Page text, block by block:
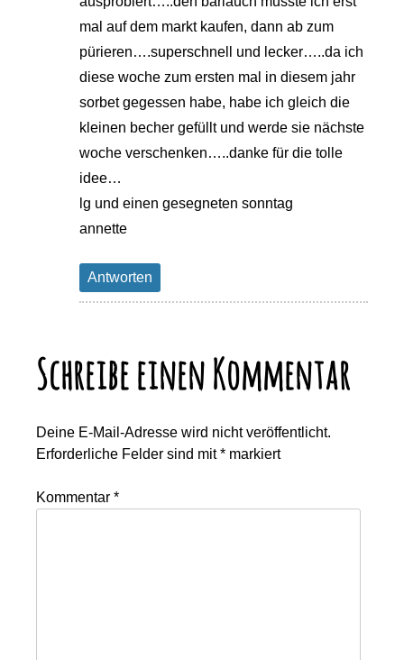
mal auf dem markt kaufen, dann ab zum
pürieren….superschnell und lecker…..da ich
diese woche zum ersten mal in diesem jahr
sorbet gegessen habe, habe ich gleich die
kleinen becher gefüllt und werde sie nächste
woche verschenken…..danke für die tolle
idee…
lg und einen gesegneten sonntag
annette
Antworten
Schreibe einen Kommentar
Deine E-Mail-Adresse wird nicht veröffentlicht.
Erforderliche Felder sind mit* markiert
Kommentar*